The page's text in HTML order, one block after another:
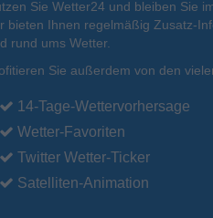
16.08. Mo. 17.08. Di. 18.08. Mi.
34°C 34°C 33°C
Sie Wetter24 und bleiben Sie
bieten Ihnen regelmäßig Zusatz-
rund ums Wetter.
Sie außerdem von den
14-Tage-Wettervorhersage
Wetter-Favoriten
Twitter Wetter-Ticker
Satelliten-Animation